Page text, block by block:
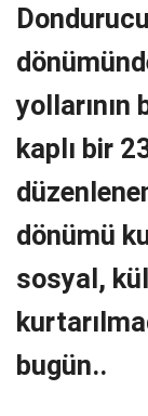
kaplı bir
dönümü
sosyal,
bugün..